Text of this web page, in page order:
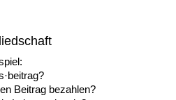
Beitrag bezahlen?